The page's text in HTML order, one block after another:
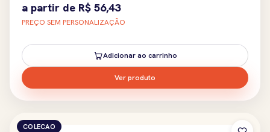
a partir de R$ 56,43
PREÇO SEM PERSONALIZAÇÃO
Adicionar ao carrinho
Ver produto
COLECAO